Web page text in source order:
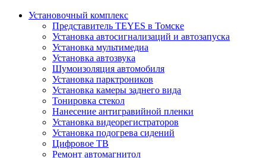
Установочный комплекс
Представитель TEYES в Томске
Установка автосигнализаций и автозапуска
Установка мультимедиа
Установка автозвука
Шумоизоляция автомобиля
Установка парктроников
Установка камеры заднего вида
Тонировка стекол
Нанесение антигравийной пленки
Установка видеорегистраторов
Установка подогрева сидений
Цифровое ТВ
Ремонт автомагнитол